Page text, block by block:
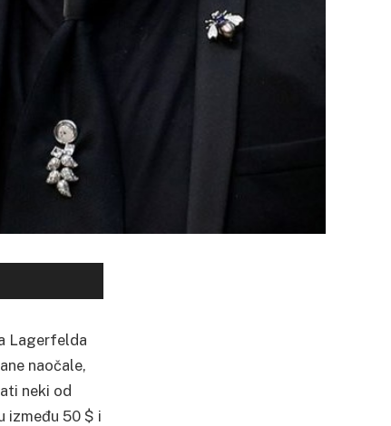
Lagerfelda
naočale,
neki od
između 50 $ i